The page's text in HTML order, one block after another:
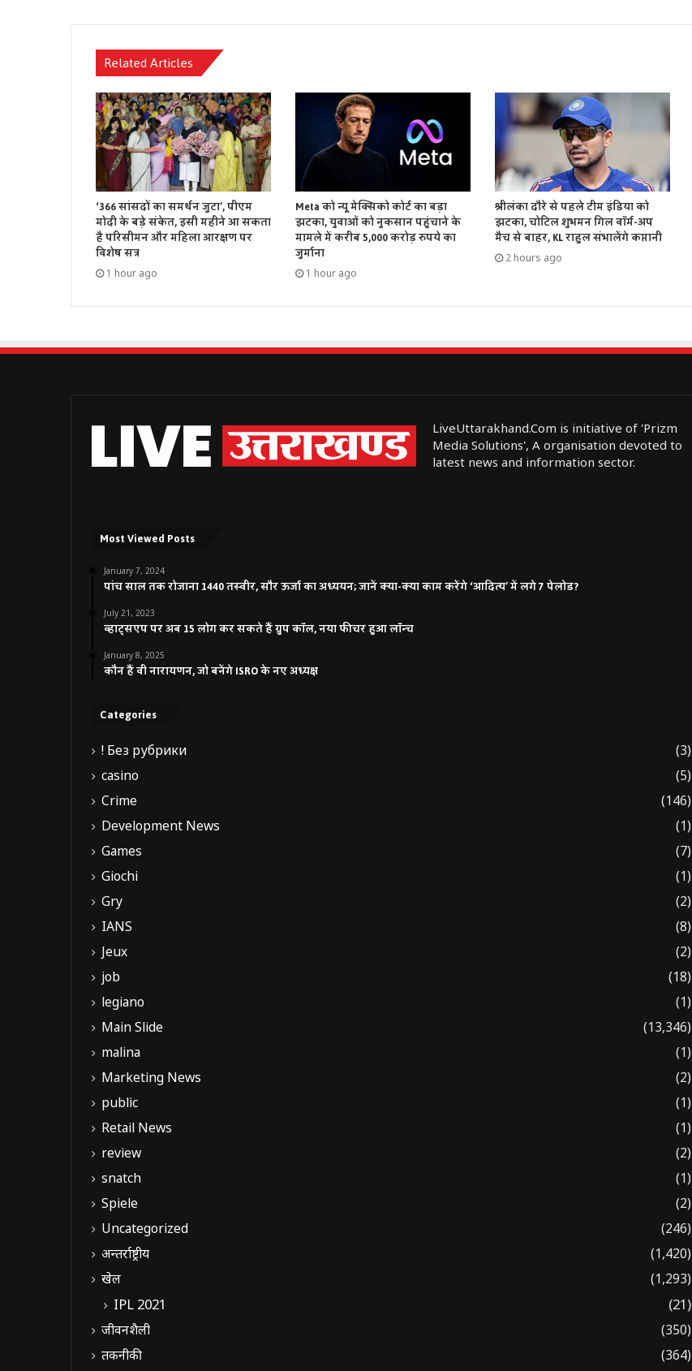
Related Articles
‘366 सांसदों का समर्थन जुटा’, पीएम
मोदी के बड़े संकेत, इसी महीने आ सकता
है परिसीमन और महिला आरक्षण पर
विशेष सत्र
1 hour ago
Meta को न्यू मेक्सिको कोर्ट का बड़ा
झटका, युवाओं को नुकसान पहुंचाने के
मामले में करीब 5,000 करोड़ रुपये का
जुर्माना
1 hour ago
श्रीलंका दौरे से पहले टीम इंडिया को
झटका, चोटिल शुभमन गिल वॉर्म-अप
मैच से बाहर, KL राहुल संभालेंगे कप्तानी
2 hours ago
LiveUttarakhand.Com is initiative of 'Prizm
Media Solutions', A organisation devoted to
latest news and information sector.
Most Viewed Posts
January 7, 2024
पांच साल तक रोजाना 1440 तस्वीर, सौर ऊर्जा का अध्ययन; जानें क्या-क्या काम करेंगे ‘आदित्य’ में लगे 7 पेलोड?
July 21, 2023
व्हाट्सएप पर अब 15 लोग कर सकते हैं ग्रुप कॉल, नया फीचर हुआ लॉन्च
January 8, 2025
कौन हैं वी नारायणन, जो बनेंगे ISRO के नए अध्यक्ष
Categories
! Без рубрики
(3)
casino
(5)
Crime
(146)
Development News
(1)
Games
(7)
Giochi
(1)
Gry
(2)
IANS
(8)
Jeux
(2)
job
(18)
legiano
(1)
Main Slide
(13,346)
malina
(1)
Marketing News
(2)
public
(1)
Retail News
(1)
review
(2)
snatch
(1)
Spiele
(2)
Uncategorized
(246)
अन्तर्राष्ट्रीय
(1,420)
खेल
(1,293)
IPL 2021 (21)
जीवनशैली
(350)
तकनीकी
(364)